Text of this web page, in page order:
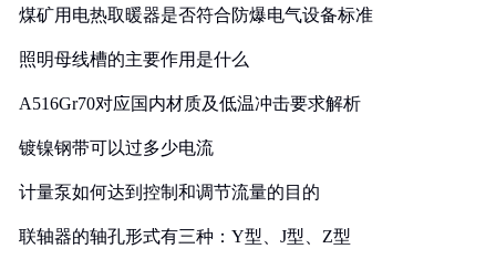
煤矿用电热取暖器是否符合防爆电气设备标准
照明母线槽的主要作用是什么
A516Gr70对应国内材质及低温冲击要求解析
镀镍钢带可以过多少电流
计量泵如何达到控制和调节流量的目的
联轴器的轴孔形式有三种：Y型、J型、Z型